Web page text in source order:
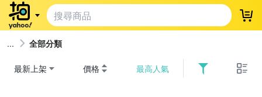
登
全部分類
最新上架 價格 最高人氣